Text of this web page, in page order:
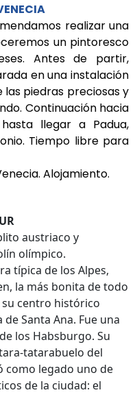
realizar una
un pintoresco
Antes de partir,
en una instalación
piedras preciosas y
Continuación hacia
llegar a Padua,
Tiempo libre para
Alojamiento.
austriaco y
olímpico.
típica de los Alpes,
la más bonita de todo
centro histórico
Santa Ana. Fue una
los Habsburgo. Su
tatarabuelo del
como legado uno de
de la ciudad: el